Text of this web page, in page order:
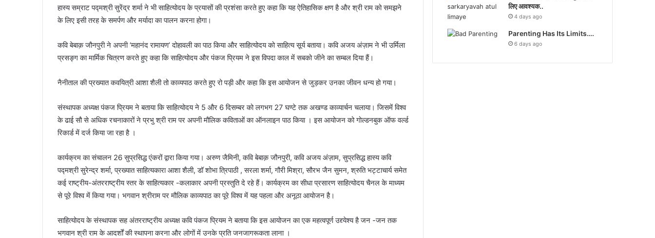
हास्य सम्राट पद्मश्री सुरेंद्र शर्मा ने भी साहित्योदय के प्रयासों की प्रशंसा करते हुए कहा कि यह ऐतिहासिक क्षण है और श्री राम को समझने
के लिए इसी तरह के समर्पण और मर्यादा का पालन करना होगा।
कवि बेबाक़ जौनपुरी ने अपनी ‘महानंद रामायण’ दोहावली का पाठ किया और साहित्योदय को साहित्य सूर्य बताया। कवि अजय अंज़ाम ने भी उर्मिला
प्रसङ्ग का मार्मिक चित्रण करते हुए कहा कि साहित्योदय और पंकज प्रियम ने इस विपदा काल में सबको जीने का सम्बल दिया हैं।
नैनीताल की प्रख्यात कवयित्री आशा शैली तो काव्यपाठ करते हुए रो पड़ी और कहा कि इस आयोजन से जुड़कर उनका जीवन धन्य हो गया।
संस्थापक अध्यक्ष पंकज प्रियम ने बताया कि साहित्योदय ने 5 और 6 दिसम्बर को लगभग 27 घण्टे तक अखण्ड काव्यार्चन चलाया। जिसमें विश्व
के ढाई सौ से अधिक रचनाकारों ने प्रभु श्री राम पर अपनी मौलिक कविताओं का ऑनलाइन पाठ किया । इस आयोजन को गोल्डनबुक ऑफ वर्ल्ड
रिकार्ड में दर्ज किया जा रहा है ।
कार्यक्रम का संचालन 26 सुप्रसिद्ध एंकरों द्वारा किया गया। अरुण जैमिनी, कवि बेबाक़ जौनपुरी, कवि अजय अंज़ाम, सुप्रसिद्ध हास्य कवि
पद्मश्री सुरेन्द्र शर्मा, प्रख्यात साहित्यकारा आशा शैली, डॉ शोभा त्रिपाठी , सरला शर्मा, गौरी मिश्रा, सौरभ जैन सुमन, श्रुति भट्टाचार्य समेत
कई राष्ट्रीय-अंतरराष्ट्रीय स्तर के साहित्यकार -कलाकार अपनी प्रस्तुति दे रहे हैं। कार्यक्रम का सीधा प्रसारण साहित्योदय चैनल के माध्यम
से पूरे विश्व में किया गया। भगवान श्रीराम पर मौलिक काव्यपाठ का पूरे विश्व में यह पहला और अनूठा आयोजन है।
साहित्योदय के संस्थापक सह अंतरराष्ट्रीय अध्यक्ष कवि पंकज प्रियम ने बताया कि इस आयोजन का एक महत्वपूर्ण उद्द्येश्य है जन -जन तक
भगवान श्री राम के आदर्शों की स्थापना करना और लोगों में उनके प्रति जनजागरूकता लाना ।
लिए आवश्यक..
4 days ago
Parenting Has Its Limits….
6 days ago